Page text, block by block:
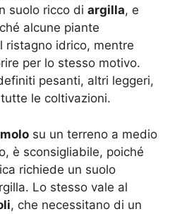
suolo ricco di argilla, e
alcune piante
ristagno idrico, mentre
per lo stesso motivo.
pesanti, altri leggeri,
le coltivazioni.
su un terreno a medio
è sconsigliabile, poiché
richiede un suolo
Lo stesso vale al
, che necessitano di un